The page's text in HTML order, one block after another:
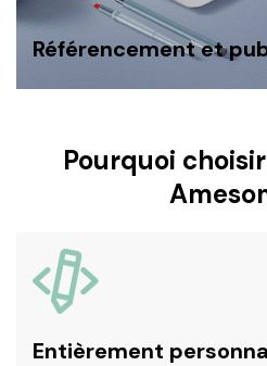
Référencement et
Pourquoi
Entièrement